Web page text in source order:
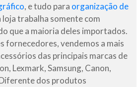
, e tudo para organização de
loja trabalha somente com
que a maioria deles importados.
fornecedores, vendemos a mais
das principais marcas de
Lexmark, Samsung, Canon,
dos produtos